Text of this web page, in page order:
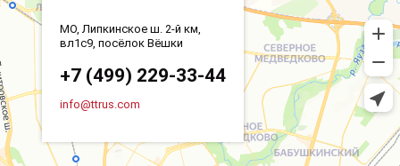
МО, Липкинское ш. 2-й км,
вл1с9, посёлок Вёшки
+7 (499) 229-33-44
info@ttrus.com